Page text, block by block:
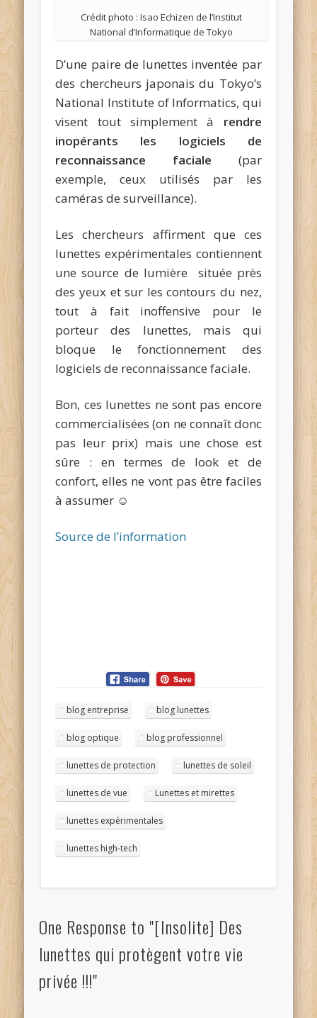
Crédit photo : Isao Echizen de l’Institut
National d’Informatique de Tokyo
D’une paire de lunettes inventée par
des chercheurs japonais du Tokyo’s
National Institute of Informatics, qui
visent tout simplement à rendre
inopérants les logiciels de
reconnaissance faciale (par
exemple, ceux utilisés par les
caméras de surveillance).
Les chercheurs affirment que ces
lunettes expérimentales contiennent
une source de lumière située près
des yeux et sur les contours du nez,
tout à fait inoffensive pour le
porteur des lunettes, mais qui
bloque le fonctionnement des
logiciels de reconnaissance faciale.
Bon, ces lunettes ne sont pas encore
commercialisées (on ne connaît donc
pas leur prix) mais une chose est
sûre : en termes de look et de
confort, elles ne vont pas être faciles
à assumer ☺
Source de l’information
blog entreprise blog lunettes
blog optique blog professionnel
lunettes de protection lunettes de soleil
lunettes de vue Lunettes et mirettes
lunettes expérimentales
lunettes high-tech
One Response to "[Insolite] Des
lunettes qui protègent votre vie
privée !!!"